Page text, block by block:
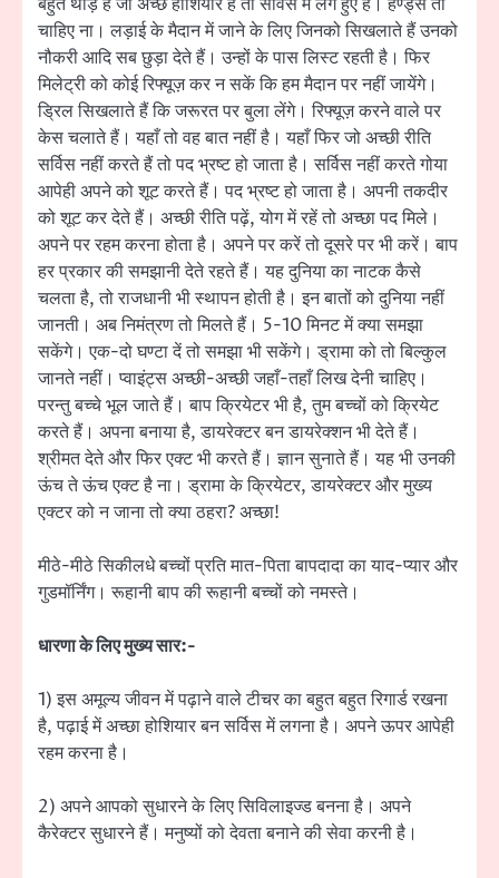
चाहिए ना। लड़ाई के मैदान में जाने के लिए जिनको सिखलाते हैं उनको
नौकरी आदि सब छुड़ा देते हैं। उन्हों के पास लिस्ट रहती है। फिर
मिलेट्री को कोई रिफ्यूज़ कर न सकें कि हम मैदान पर नहीं जायेंगे।
ड्रिल सिखलाते हैं कि जरूरत पर बुला लेंगे। रिफ्यूज़ करने वाले पर
केस चलाते हैं। यहाँ तो वह बात नहीं है। यहाँ फिर जो अच्छी रीति
सर्विस नहीं करते हैं तो पद भ्रष्ट हो जाता है। सर्विस नहीं करते गोया
आपेही अपने को शूट करते हैं। पद भ्रष्ट हो जाता है। अपनी तकदीर
को शूट कर देते हैं। अच्छी रीति पढ़ें, योग में रहें तो अच्छा पद मिले।
अपने पर रहम करना होता है। अपने पर करें तो दूसरे पर भी करें। बाप
हर प्रकार की समझानी देते रहते हैं। यह दुनिया का नाटक कैसे
चलता है, तो राजधानी भी स्थापन होती है। इन बातों को दुनिया नहीं
जानती। अब निमंत्रण तो मिलते हैं। 5-10 मिनट में क्या समझा
सकेंगे। एक-दो घण्टा दें तो समझा भी सकेंगे। ड्रामा को तो बिल्कुल
जानते नहीं। प्वाइंट्स अच्छी-अच्छी जहाँ-तहाँ लिख देनी चाहिए।
परन्तु बच्चे भूल जाते हैं। बाप क्रियेटर भी है, तुम बच्चों को क्रियेट
करते हैं। अपना बनाया है, डायरेक्टर बन डायरेक्शन भी देते हैं।
श्रीमत देते और फिर एक्ट भी करते हैं। ज्ञान सुनाते हैं। यह भी उनकी
ऊंच ते ऊंच एक्ट है ना। ड्रामा के क्रियेटर, डायरेक्टर और मुख्य
एक्टर को न जाना तो क्या ठहरा? अच्छा!
मीठे-मीठे सिकीलधे बच्चों प्रति मात-पिता बापदादा का याद-प्यार और
गुडमॉर्निंग। रूहानी बाप की रूहानी बच्चों को नमस्ते।
धारणा के लिए मुख्य सार:-
1) इस अमूल्य जीवन में पढ़ाने वाले टीचर का बहुत बहुत रिगार्ड रखना
है, पढ़ाई में अच्छा होशियार बन सर्विस में लगना है। अपने ऊपर आपेही
रहम करना है।
2) अपने आपको सुधारने के लिए सिविलाइज्ड बनना है। अपने
कैरेक्टर सुधारने हैं। मनुष्यों को देवता बनाने की सेवा करनी है।